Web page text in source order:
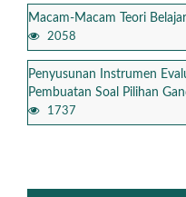
Macam-Macam Teori Belajar
2058
Penyusunan Instrumen
Pembuatan Soal Pilihan
1737